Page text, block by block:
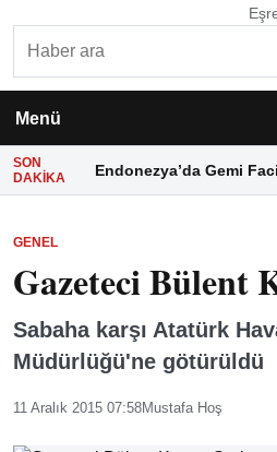
Menü
SON
DAKIKA
Endonezya’da Gemi
GENEL
Gazeteci Bülent
Sabaha karşı Atatürk
Müdürlüğü'ne götürüldü
11 Aralık 2015 07:58Mustafa Hoş